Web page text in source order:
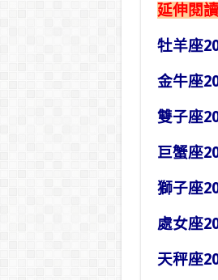
延伸閱讀
牡羊座
金牛座
雙子座
巨蟹座
獅子座
處女座
天秤座